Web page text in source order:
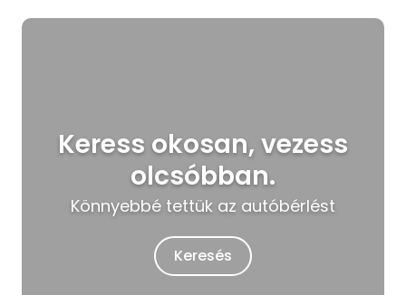
Keress okosan, vezess
olcsóbban.
Könnyebbé tettük az autóbérlést
Keresés